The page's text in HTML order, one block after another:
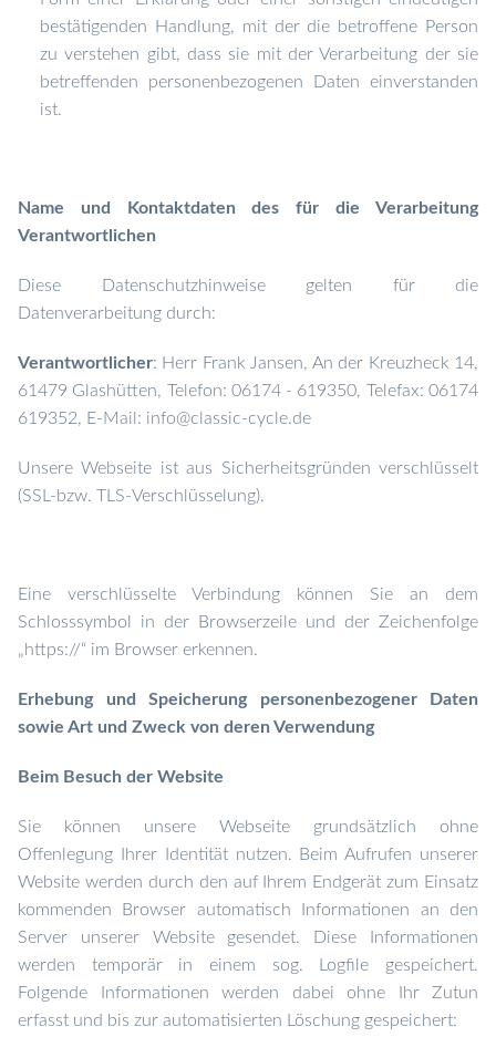
bestätigenden Handlung, mit der die betroffene Person
zu verstehen gibt, dass sie mit der Verarbeitung der sie
betreffenden personenbezogenen Daten einverstanden
ist.
Name und Kontaktdaten des für die Verarbeitung
Verantwortlichen
Diese Datenschutzhinweise gelten für die
Datenverarbeitung durch:
Verantwortlicher: Herr Frank Jansen, An der Kreuzheck 14,
61479 Glashütten, Telefon: 06174 - 619350, Telefax: 06174
619352, E-Mail: info@classic-cycle.de
Unsere Webseite ist aus Sicherheitsgründen verschlüsselt
(SSL-bzw. TLS-Verschlüsselung).
Eine verschlüsselte Verbindung können Sie
an dem
Schlosssymbol in der Browserzeile und der Zeichenfolge
„https://“ im Browser erkennen.
Erhebung und Speicherung personenbezogener Daten
sowie Art und Zweck von deren Verwendung
Beim Besuch der Website
Sie können unsere Webseite grundsätzlich ohne
Offenlegung Ihrer Identität nutzen. Beim Aufrufen unserer
Website werden durch den auf Ihrem Endgerät zum Einsatz
kommenden Browser automatisch Informationen an den
Server unserer Website gesendet. Diese Informationen
werden temporär in einem sog. Logfile gespeichert.
Folgende Informationen werden dabei ohne Ihr Zutun
erfasst und bis zur automatisierten Löschung gespeichert: